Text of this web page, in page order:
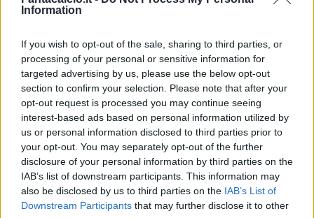
Information
If you wish to opt-out of the sale, sharing to third parties, or
processing of your personal or sensitive information for
targeted advertising by us, please use the below opt-out
section to confirm your selection. Please note that after your
opt-out request is processed you may continue seeing
interest-based ads based on personal information utilized by
us or personal information disclosed to third parties prior to
your opt-out. You may separately opt-out of the further
disclosure of your personal information by third parties on the
IAB’s list of downstream participants. This information may
also be disclosed by us to third parties on the IAB’s List of
Downstream Participants that may further disclose it to other
Lecce, siglando tra le altre la rete su rigore che
campo dei brianzoli. Contatti in corso coi
rossoneri, è lui il profilo balzato in pole per
rinforzare il reparto offensivo.
I numeri di Colombo al Fantacalcio
Con la maglia del Lecce, nell'ultima
stagione, Colombo ha raccolto 26 presenze
mettendo a segno 5 e servendo 1 assist. Un
bottino niente male per il giovane che ha